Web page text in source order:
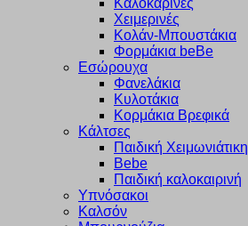
Καλοκαρινές
Χειμερινές
Κολάν-Μπουστάκια
Φορμάκια beBe
Εσώρουχα
Φανελάκια
Κυλοτάκια
Κορμάκια Βρεφικά
Κάλτσες
Παιδική Χειμωνιάτικη
Bebe
Παιδική καλοκαιρινή
Υπνόσακοι
Καλσόν